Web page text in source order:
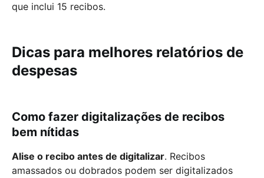
que inclui 15 recibos.
Dicas para melhores relatórios de
despesas
Como fazer digitalizações de recibos
bem nítidas
Alise o recibo antes de digitalizar. Recibos
amassados ou dobrados podem ser digitalizados